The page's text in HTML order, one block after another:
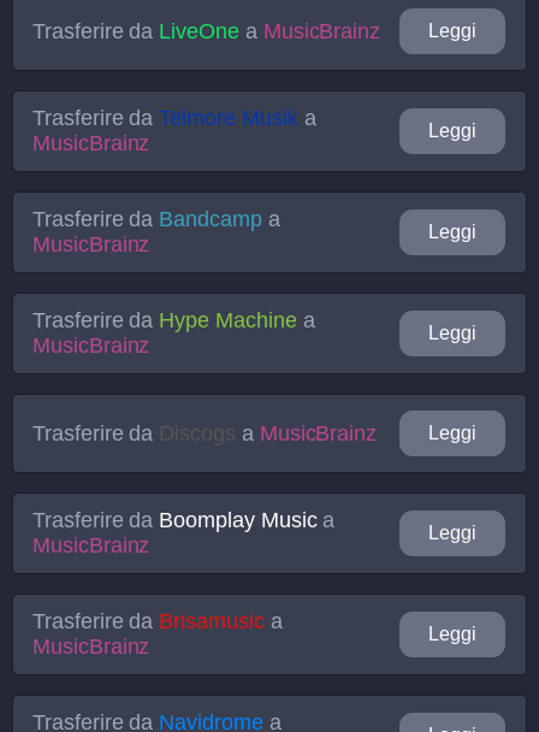
Trasferire da LiveOnea MusicBrainz Leggi
Trasferire daTelmore Musika
MusicBrainz
Leggi
Trasferire da Bandcampa
MusicBrainz
Leggi
Trasferire da Hype Machinea
MusicBrainz
Leggi
Trasferire da Discogs a MusicBrainz Leggi
Trasferire da Boomplay Musica
MusicBrainz
Leggi
Trasferire da Brisamusica
MusicBrainz
Leggi
Trasferire da Navidromea